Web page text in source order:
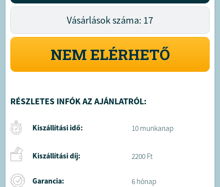
Vásárlások száma: 17
NEM ELÉRHETŐ
RÉSZLETES INFÓK AZ AJÁNLATRÓL:
Kiszállítási idő: 10 munkanap
Kiszállítási díj: 2200 Ft
Garancia: 6 hónap